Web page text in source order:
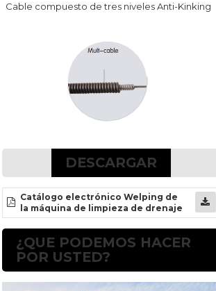
Cable compuesto de tres nivelesAnti-Kinking
DESCARGAR
Catálogo electrónico Welping de
la máquina de limpieza de drenaje
¿QUE PODEMOS HACER
POR USTED?